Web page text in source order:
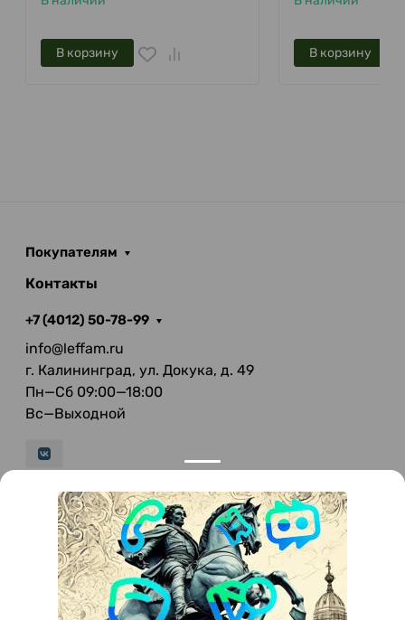
В корзину В корзину
Покупателям
Контакты
+7 (4012) 50-78-99
info@leffam.ru
г. Калининград, ул. Докука, д. 49
Пн—Сб 09:00—18:00
Вс—Выходной
© 2026 LeFFAM — материалы для качественной
мягкой мебели
Получение и обработка персональных данных происходит в
соответствии с Федеральным законом от 27.07.2006 года №152-ФЗ
"О персональных данных", на условиях и для целей, определенных
Политикой конфиденциальности.
Все права защищены. Использование информации с сайта без